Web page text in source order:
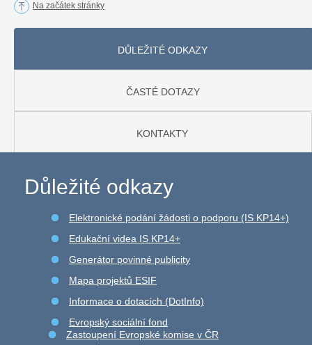
Na začátek stránky
DŮLEŽITÉ ODKAZY
ČASTÉ DOTAZY
KONTAKTY
Důležité odkazy
Elektronické podání žádosti o podporu (IS KP14+)
Edukační videa IS KP14+
Generátor povinné publicity
Mapa projektů ESIF
Informace o dotacích (DotInfo)
Evropský sociální fond
Zastoupení Evropské komise v ČR